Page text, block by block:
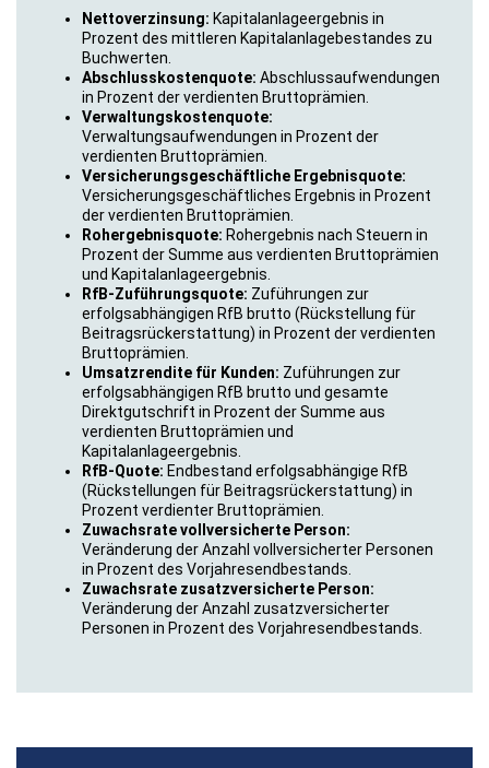
Nettoverzinsung: Kapitalanlageergebnis in
Prozent des mittleren Kapitalanlagebestandes zu
Buchwerten.
Abschlusskostenquote: Abschlussaufwendungen
in Prozent der verdienten Bruttoprämien.
Verwaltungskostenquote:
Verwaltungsaufwendungen in Prozent der
verdienten Bruttoprämien.
Versicherungsgeschäftliche Ergebnisquote:
Versicherungsgeschäftliches Ergebnis in Prozent
der verdienten Bruttoprämien.
Rohergebnisquote: Rohergebnis nach Steuern in
Prozent der Summe aus verdienten Bruttoprämien
und Kapitalanlageergebnis.
RfB-Zuführungsquote: Zuführungen zur
erfolgsabhängigen RfB brutto (Rückstellung für
Beitragsrückerstattung) in Prozent der verdienten
Bruttoprämien.
Umsatzrendite für Kunden: Zuführungen zur
erfolgsabhängigen RfB brutto und gesamte
Direktgutschrift in Prozent der Summe aus
verdienten Bruttoprämien und
Kapitalanlageergebnis.
RfB-Quote: Endbestand erfolgsabhängige RfB
(Rückstellungen für Beitragsrückerstattung) in
Prozent verdienter Bruttoprämien.
Zuwachsrate vollversicherte Person:
Veränderung der Anzahl vollversicherter Personen
in Prozent des Vorjahresendbestands.
Zuwachsrate zusatzversicherte Person:
Veränderung der Anzahl zusatzversicherter
Personen in Prozent des Vorjahresendbestands.